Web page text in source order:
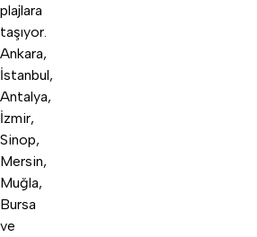
plajlara
taşıyor.
Ankara,
İstanbul,
Antalya,
İzmir,
Sinop,
Mersin,
Muğla,
Bursa
ve